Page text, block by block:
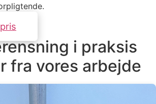
i praksis
fra vores arbejde